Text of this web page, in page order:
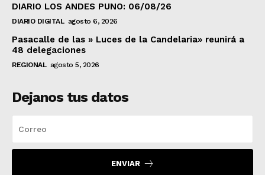
DIARIO LOS ANDES PUNO: 06/08/26
DIARIO DIGITAL agosto 6, 2026
Pasacalle de las » Luces de la Candelaria» reunirá a
48 delegaciones
REGIONAL agosto 5, 2026
Dejanos tus datos
ENVIAR